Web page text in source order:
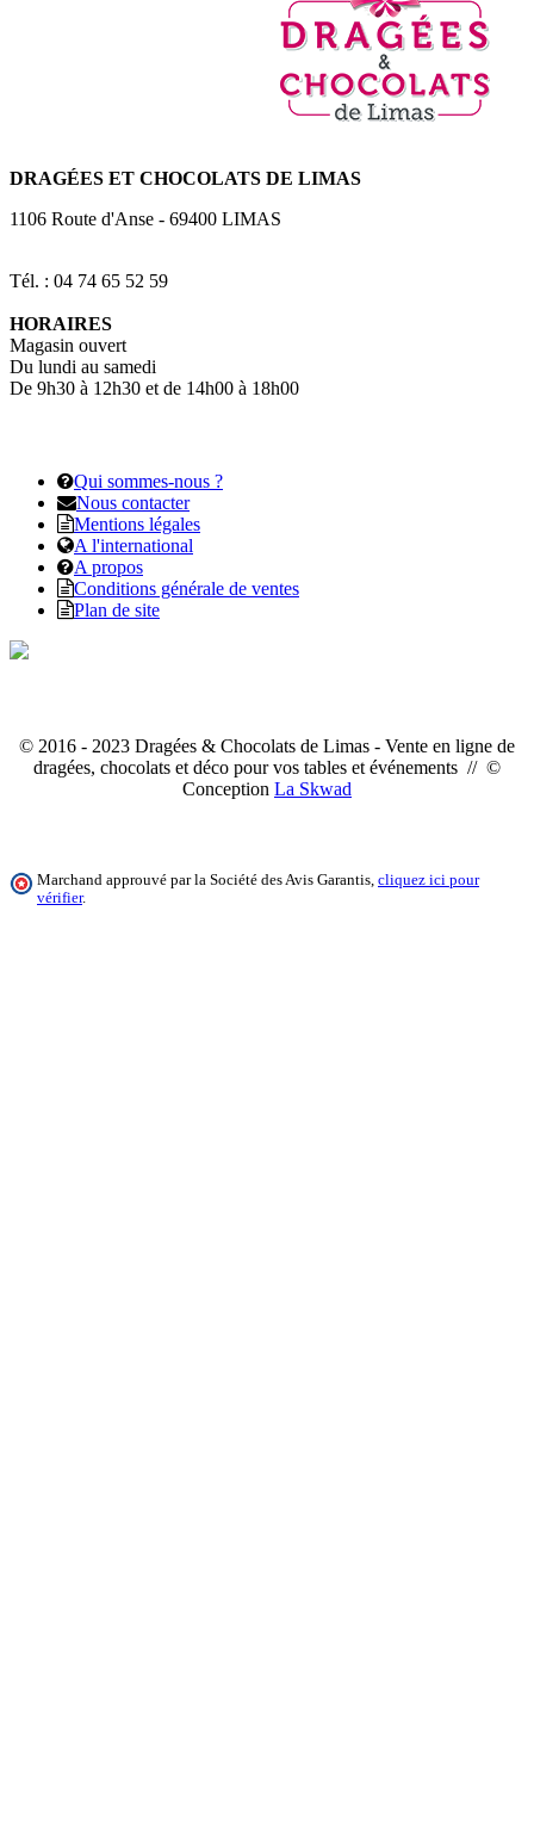
DRAGÉES ET CHOCOLATS DE LIMAS
1106 Route d'Anse - 69400 LIMAS
Tél. : 04 74 65 52 59
HORAIRES
Magasin ouvert
Du lundi au samedi
De 9h30 à 12h30 et de 14h00 à 18h00
Qui sommes-nous ?
Nous contacter
Mentions légales
A l'international
A propos
Conditions générale de ventes
Plan de site
© 2016 - 2023 Dragées & Chocolats de Limas - Vente en ligne de
dragées, chocolats et déco pour vos tables et événements // ©
Conception La Skwad
Marchand approuvé par la Société des Avis Garantis, cliquez ici pour
vérifier.